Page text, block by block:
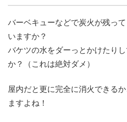
バーベキューなどで炭火が残っ
いますか？
バケツの水をダーっとかけたり
か？（これは絶対ダメ）
屋内だと更に完全に消火できる
ますよね！